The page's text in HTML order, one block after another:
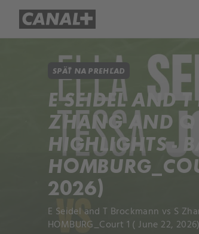
SPÄŤ NA PREHĽAD
E SEIDEL AND
ZHANG AND Q
HIGHLIGHTS -
2026)
E Seidel and T Brockmann vs S
HOMBURG_Court 1 ( June 22,